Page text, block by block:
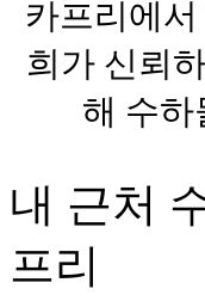
카프리에서
희가 신뢰
해 수하
내 근처
프리